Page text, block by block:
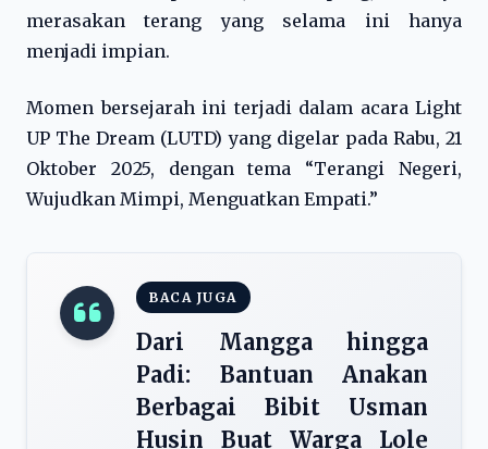
merasakan terang yang selama ini hanya
menjadi impian.
Momen bersejarah ini terjadi dalam acara Light
UP The Dream (LUTD) yang digelar pada Rabu, 21
Oktober 2025, dengan tema “Terangi Negeri,
Wujudkan Mimpi, Menguatkan Empati.”
BACA JUGA
Dari Mangga hingga
Padi: Bantuan Anakan
Berbagai Bibit Usman
Husin Buat Warga Lole